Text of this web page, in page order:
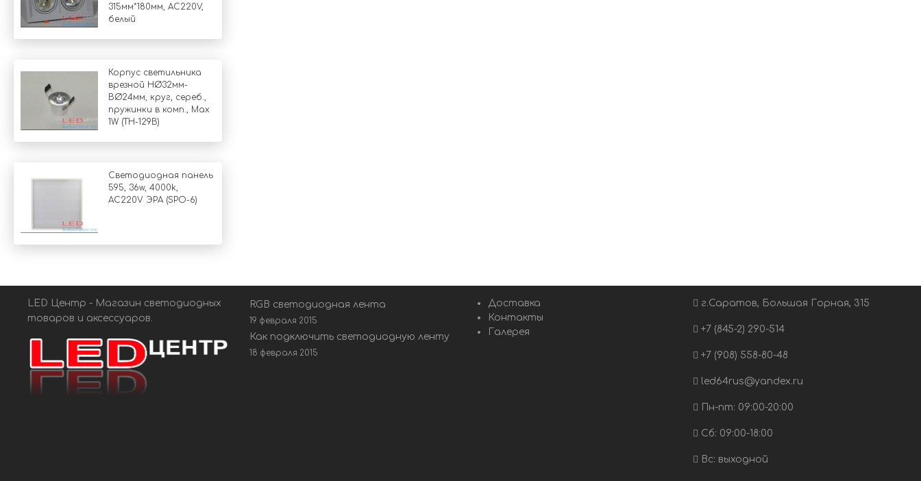
315мм*180мм, AC220V,
белый
Корпус светильника
врезной НØ32мм-
ВØ24мм, круг, сереб.,
пружинки в комп., Мах
1W (TH-129B)
Светодиодная панель
595, 36w, 4000k,
AC220V ЭРА (SPO-6)
LED Центр - Магазин светодиодных
товаров и аксессуаров.
RGB светодиодная лента
19 февраля 2015
Как подключить светодиодную ленту
18 февраля 2015
Доставка
Контакты
Галерея
г.Саратов, Большая Горная, 315
+7 (845-2) 290-514
+7 (908) 558-80-48
led64rus@yandex.ru
Пн-пт: 09:00-20:00
Сб: 09:00-18:00
Вс: выходной